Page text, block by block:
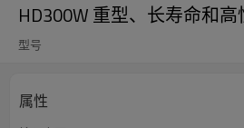
HD300W 重型、长寿命和
型号
属性